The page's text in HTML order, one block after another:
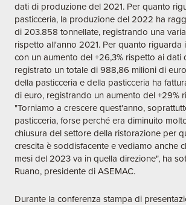
dati di produzione del 2021. Per quanto
pasticceria, la produzione del 2022 ha
di 203.858 tonnellate, registrando una
rispetto all'anno 2021. Per quanto riguarda
con un aumento del +26,3% rispetto ai dati
registrato un totale di 988,86 milioni di
della pasticceria e della pasticceria ha
di euro, registrando un aumento del +29%
"Torniamo a crescere quest'anno,
pasticceria, forse perché era diminuito
chiusura del settore della ristorazione per
crescita è soddisfacente e vediamo anche
mesi del 2023 va in quella direzione", ha
Ruano, presidente di ASEMAC.
Durante la conferenza stampa di